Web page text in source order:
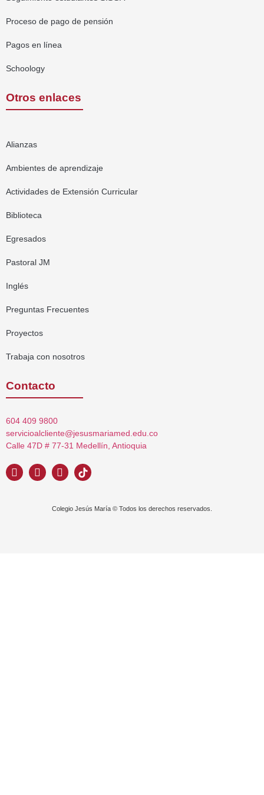
Proceso de pago de pensión
Pagos en línea
Schoology
Otros enlaces
Alianzas
Ambientes de aprendizaje
Actividades de Extensión Curricular
Biblioteca
Egresados
Pastoral JM
Inglés
Preguntas Frecuentes
Proyectos
Trabaja con nosotros
Contacto
604 409 9800
servicioalcliente@jesusmariamed.edu.co
Calle 47D # 77-31 Medellín, Antioquia
Colegio Jesús María © Todos los derechos reservados.